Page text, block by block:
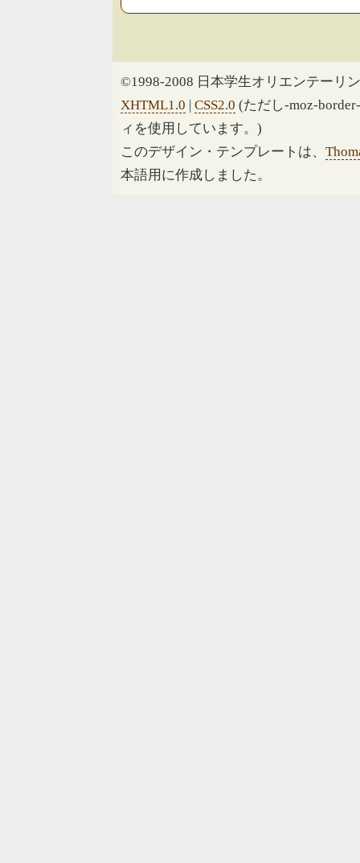
©1998-2008 日本学生オリエンテーリ
XHTML1.0 | CSS2.0 (ただし-moz-
ィを使用しています。)
このデザイン・テンプレートは、
本語用に作成しました。